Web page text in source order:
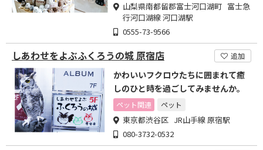
山梨県南都留郡富士河口湖町 富士急
行河口湖線 河口湖駅
0555-73-9566
しあわせをよぶふくろうの城 原宿店 追加
かわいいフクロウたちに囲まれて癒
しのひと時を過ごしてみませんか。
ペット関連 ペット
東京都渋谷区 JR山手線 原宿駅
080-3732-0532